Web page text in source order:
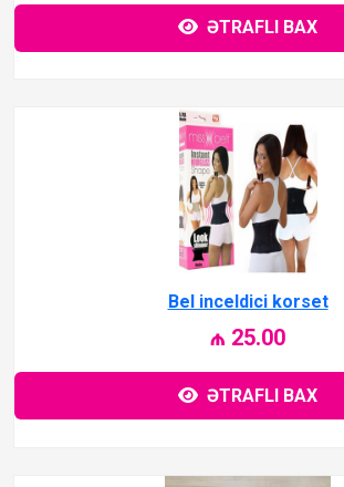
ƏTRAFLI BAX
Bel inceldici korset
₼ 25.00
ƏTRAFLI BAX